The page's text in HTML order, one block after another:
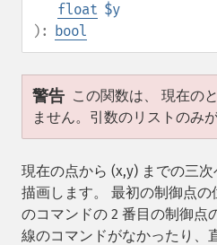
float $y
): bool
警告 この関数は、 現在の
ません。引数のリストのみ
現在の点から (x,y) までの三
描画します。 最初の制御点
のコマンドの 2 番目の制御点
線のコマンドがなかったり、